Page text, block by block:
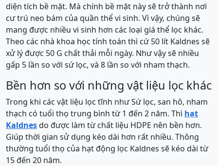
diện tích bề mặt. Mà chính bề mặt này sẽ trở thành nơi
cư trú neo bám của quần thể vi sinh. Vì vậy, chúng sẽ
mang được nhiều vi sinh hơn các loại giá thể lọc khác.
Theo các nhà khoa học tính toán thì cứ 50 lít Kaldnes sẽ
xử lý được 50 G chất thải mỗi ngày. Như vậy sẽ nhiều
gấp 5 lần so với sứ lọc, và 8 lần so với nham thạch.
Bền hơn so với những vật liệu lọc khác
Trong khi các vật liệu lọc tĩnh như Sứ lọc, san hô, nham
thạch có tuổi thọ trung bình từ 1 đến 2 năm. Thì hạt
Kaldnesdo được làm từ chất liệu HDPE nên bền hơn.
Giúp thời gian sử dụng kéo dài hơn rất nhiều. Thông
thường tuổi thọ của hạt động lọc Kaldnes sẽ kéo dài từ
15 đến 20 năm.